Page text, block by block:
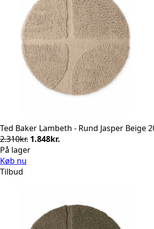
Ted Baker Lambeth - Rund Jasper Beige
2.310kr. Den
oprindelige
1.848kr.
På lager
Køb nu
Tilbud